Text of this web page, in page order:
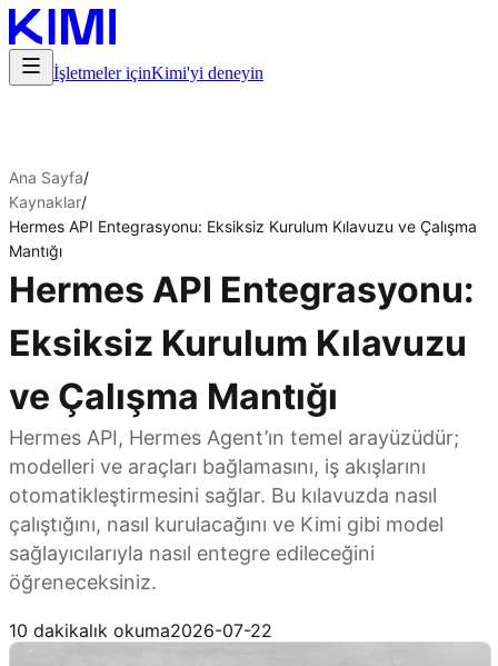
İşletmeler içinKimi'yi deneyin
Ana Sayfa/
Kaynaklar/
Hermes API Entegrasyonu: Eksiksiz Kurulum Kılavuzu ve Çalışma
Mantığı
Hermes API Entegrasyonu:
Eksiksiz Kurulum Kılavuzu
ve Çalışma Mantığı
Hermes API, Hermes Agent’ın temel arayüzüdür;
modelleri ve araçları bağlamasını, iş akışlarını
otomatikleştirmesini sağlar. Bu kılavuzda nasıl
çalıştığını, nasıl kurulacağını ve Kimi gibi model
sağlayıcılarıyla nasıl entegre edileceğini
öğreneceksiniz.
10 dakikalık okuma2026-07-22